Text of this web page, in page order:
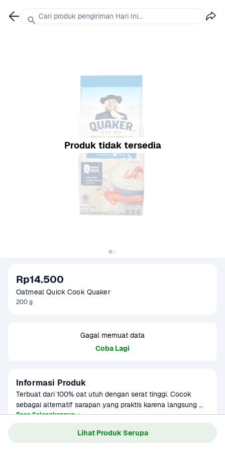
Lihat Produk Serupa
Produk tidak tersedia
Rp14.500
Oatmeal Quick Cook Quaker
200 g
Gagal memuat data
Coba Lagi
Informasi Produk
Terbuat dari 100% oat utuh dengan serat tinggi. Cocok
sebagai alternatif sarapan yang praktis karena langsung
diseduh dengan air panas dan tambahkan topping sesuai
selera.
Baca Selengkapnya
Kategori
Sarapan
3-8 bulan
Cari produk pengiriman Hari Ini...